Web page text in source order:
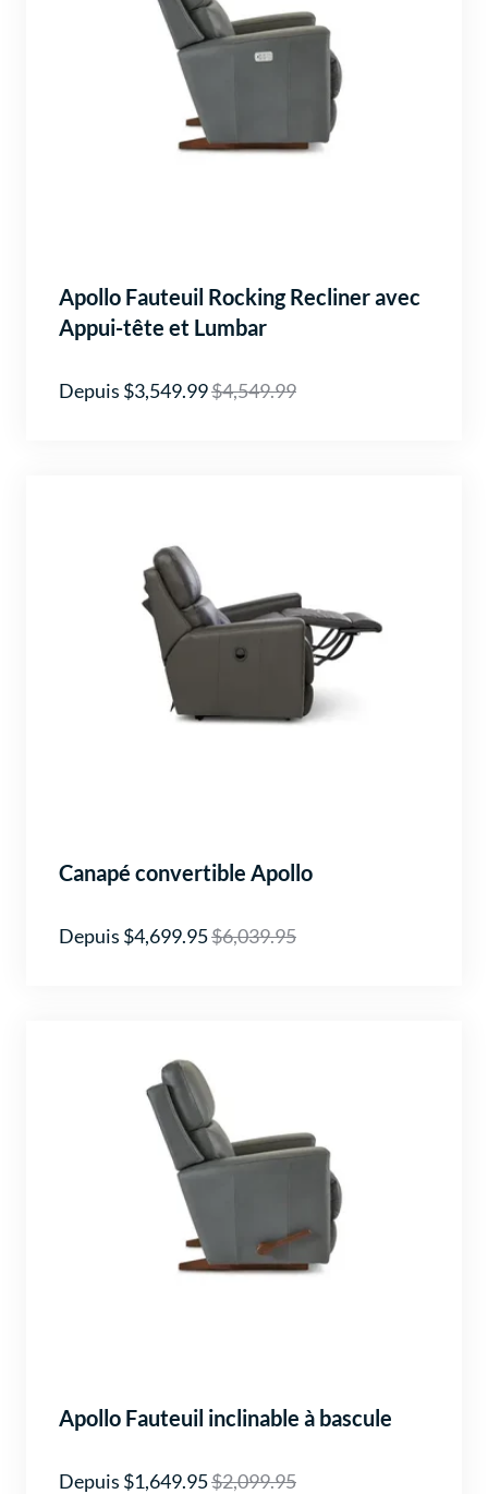
Apollo Fauteuil Rocking Recliner avec
Appui-tête et Lumbar
Depuis $3,549.99$4,549.99
Canapé convertible Apollo
Depuis $4,699.95$6,039.95
Apollo Fauteuil inclinable à bascule
Depuis $1,649.95$2,099.95